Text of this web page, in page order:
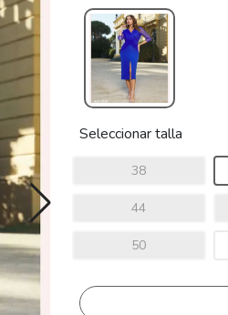
Seleccionar talla
38
44
50